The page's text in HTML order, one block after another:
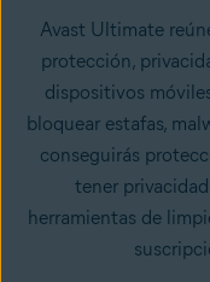
Avast Ultimate
protección,
dispositivos
bloquear estafas,
conseguirás
tener
herramientas de